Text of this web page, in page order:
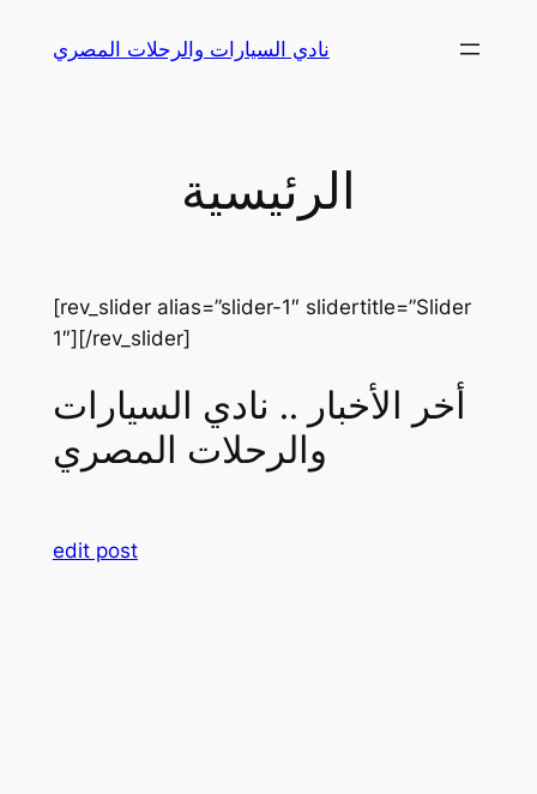
نادي السيارات والرحلات المصري
الرئيسية
[rev_slider alias=”slider-1″ slidertitle=”Slider
1″][/rev_slider]
أخر الأخبار .. نادي السيارات
والرحلات المصري
edit post